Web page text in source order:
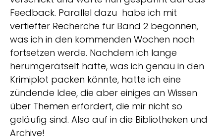
Feedback. Parallel dazu habe ich mit
vertiefter Recherche für Band 2 begonnen,
was ich in den kommenden Wochen noch
fortsetzen werde. Nachdem ich lange
herumgerätselt hatte, was ich genau in den
Krimiplot packen könnte, hatte ich eine
zündende Idee, die aber einiges an Wissen
über Themen erfordert, die mir nicht so
geläufig sind. Also auf in die Bibliotheken und
Archive!